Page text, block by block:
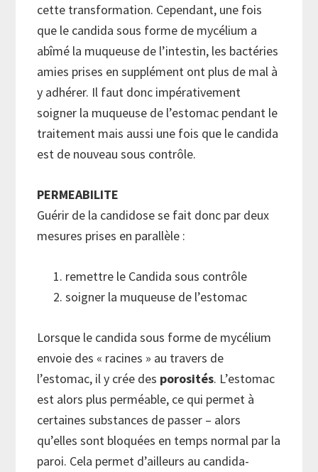
cette transformation. Cependant, une fois
que le candida sous forme de mycélium a
abîmé la muqueuse de l’intestin, les bactéries
amies prises en supplément ont plus de mal à
y adhérer. Il faut donc impérativement
soigner la muqueuse de l’estomac pendant le
traitement mais aussi une fois que le candida
est de nouveau sous contrôle.
PERMEABILITE
Guérir de la candidose se fait donc par deux
mesures prises en parallèle :
remettre le Candida sous contrôle
soigner la muqueuse de l’estomac
Lorsque le candida sous forme de mycélium
envoie des « racines » au travers de
l’estomac, il y crée des porosités. L’estomac
est alors plus perméable, ce qui permet à
certaines substances de passer – alors
qu’elles sont bloquées en temps normal par la
paroi. Cela permet d’ailleurs au candida-